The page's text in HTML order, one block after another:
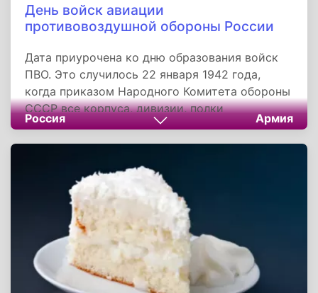
День войск авиации
противовоздушной обороны России
Дата приурочена ко дню образования войск
ПВО. Это случилось 22 января 1942 года,
когда приказом Народного Комитета обороны
СССР все корпуса, дивизии, полки
истребительной авиации, выделенные для
противовоздушной обороны территории
обслуживания были переданы в полное
подчинение командующему войсками ПВО
территории страны.
Россия Армия